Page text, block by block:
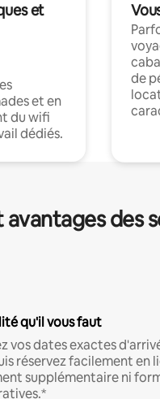
et
et en
du wifi
dédiés.
de
des
qu'il vous faut
vos dates exactes
réservez facilement en
supplémentaire ni